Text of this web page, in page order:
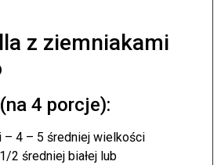
z ziemniakami
4 porcje):
– 4 – 5 średniej wielkości
2 średniej białej lub